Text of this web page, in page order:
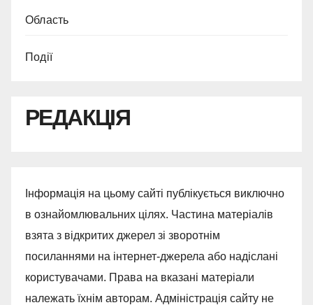
Область
Події
РЕДАКЦІЯ
Інформація на цьому сайті публікується виключно
в ознайомлювальних цілях. Частина матеріалів
взята з відкритих джерел зі зворотнім
посиланнями на інтернет-джерела або надіслані
користувачами. Права на вказані матеріали
належать їхнім авторам. Адміністрація сайту не